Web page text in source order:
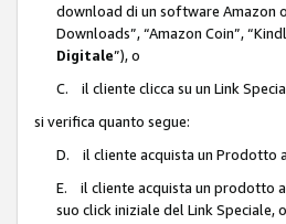
download di un software Amazon o
Downloads”, “Amazon Coin”,
Digitale”), o
C. il cliente clicca su un Link
si verifica quanto segue:
D. il cliente acquista un Prodotto
E. il cliente acquista un prodotto
suo click iniziale del Link Speciale, o